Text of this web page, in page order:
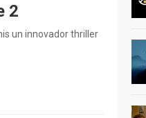
2
un innovador thriller